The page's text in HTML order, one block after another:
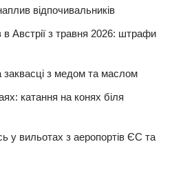
відпочивальників
Австрії з травня 2026: штрафи
заквасці з медом та маслом
катання на конях біля
у вильотах з аеропортів ЄС та